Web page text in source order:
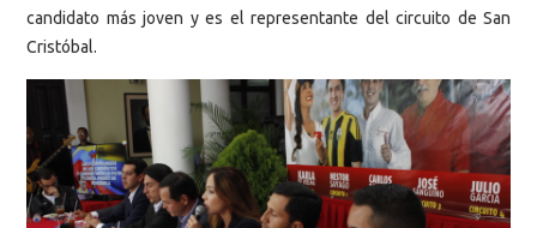
candidato más joven y es el representante del circuito de San
Cristóbal.